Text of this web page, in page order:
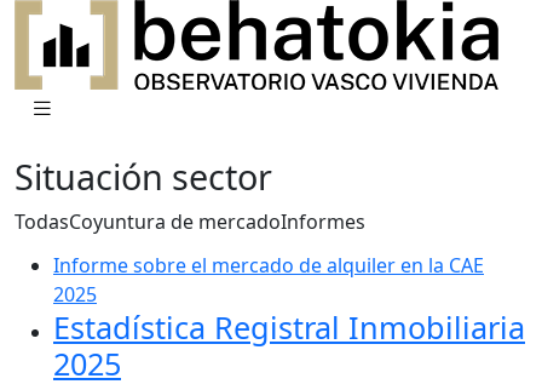
Situación sector
TodasCoyuntura de mercadoInformes
Informe sobre el mercado de alquiler en la CAE
2025
Estadística Registral Inmobiliaria
2025